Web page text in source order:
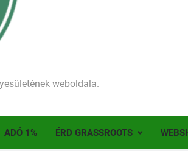
a 2026–2027-es szezon – hazai pályán
Football Fesztivál – több mint 200 játékos
weboldala.
ADÓ 1% ÉRD GRASSROOTS